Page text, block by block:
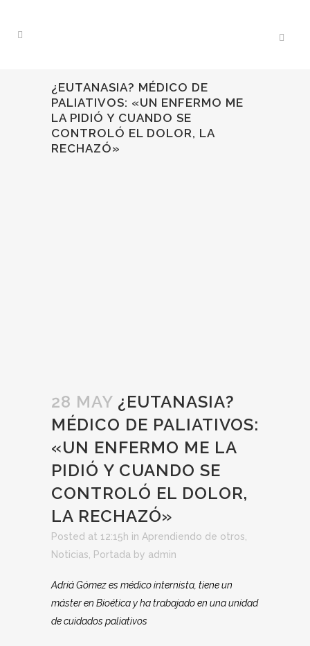
¿EUTANASIA? MÉDICO DE
PALIATIVOS: «UN ENFERMO ME
LA PIDIÓ Y CUANDO SE
CONTROLÓ EL DOLOR, LA
RECHAZÓ»
28 MAY ¿EUTANASIA?
MÉDICO DE PALIATIVOS:
«UN ENFERMO ME LA
PIDIÓ Y CUANDO SE
CONTROLÓ EL DOLOR,
LA RECHAZÓ»
Posted at 12:15h in Aprendiendo de otros
Noticias
Portada by admin
Adriá Gómez es médico internista, tiene un
máster en Bioética y ha trabajado en una unidad
de cuidados paliativos